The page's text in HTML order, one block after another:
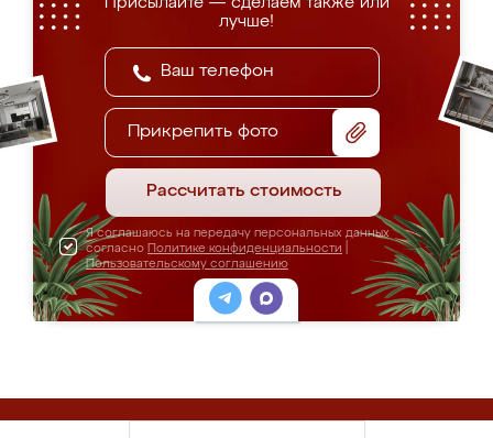
лучше!
Прикрепить фото
Рассчитать стоимость
Я соглашаюсь на передачу персональных данных
согласно Политике конфиденциальности
Пользовательскому соглашению